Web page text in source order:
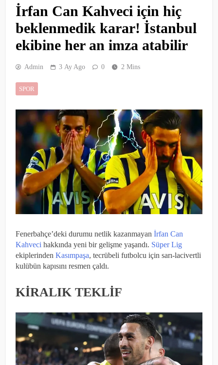
İrfan Can Kahveci için hiç
beklenmedik karar! İstanbul
ekibine her an imza atabilir
Admin 3 Ay Ago 0 2 Mins
SPOR
Fenerbahçe’deki durumu netlik kazanmayan İrfan Can
Kahveci hakkında yeni bir gelişme yaşandı. Süper Lig
ekiplerinden Kasımpaşa, tecrübeli futbolcu için sarı-lacivertli
kulübün kapısını resmen çaldı.
KİRALIK TEKLİF